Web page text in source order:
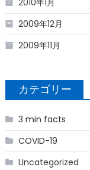
2010年1月
2009年12月
2009年11月
カテゴリー
3 min facts
COVID-19
Uncategorized